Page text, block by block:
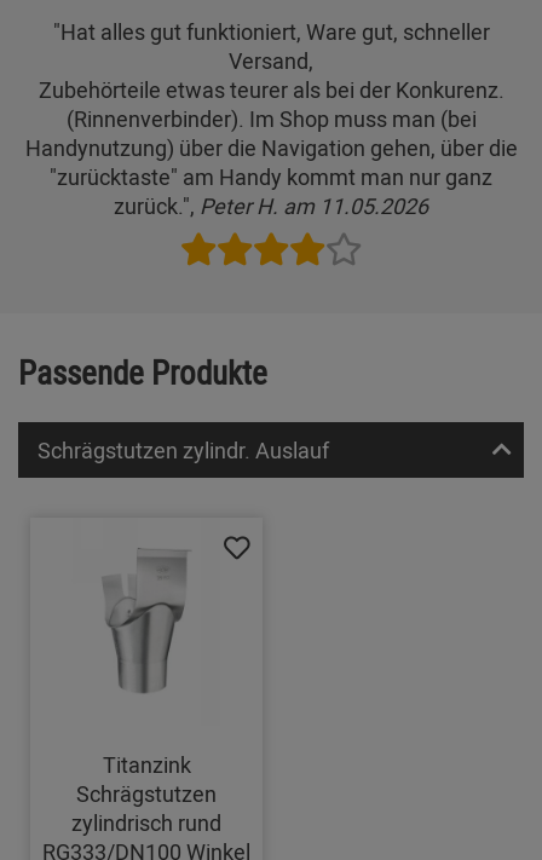
"Hat alles gut funktioniert, Ware gut, schneller
Versand,
Zubehörteile etwas teurer als bei der Konkurenz.
(Rinnenverbinder). Im Shop muss man (bei
Handynutzung) über die Navigation gehen, über die
"zurücktaste" am Handy kommt man nur ganz
zurück.", Peter H. am 11.05.2026
Passende Produkte
Schrägstutzen zylindr. Auslauf
Titanzink
Schrägstutzen
zylindrisch rund
RG333/DN100 Winkel